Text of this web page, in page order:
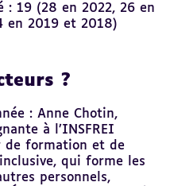
: 19 (28 en 2022, 26 en
en 2019 et 2018)
?
: Anne Chotin,
à l’INSFREI
formation et de
qui forme les
personnels,